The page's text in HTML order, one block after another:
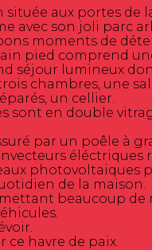
aux portes de
avec son joli parc
moments de
pied comprend
séjour lumineux
chambres, une
un cellier.
sont en double
par un poêle à
éléctriques
photovoltaiques
de la maison.
beaucoup de
ce havre de paix.